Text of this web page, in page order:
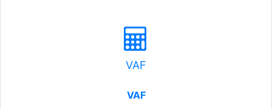
VAF
VAF